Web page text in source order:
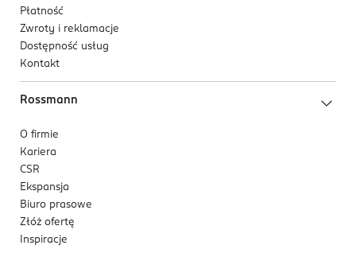
Płatność
Zwroty i reklamacje
Dostępność usług
Kontakt
Rossmann
O firmie
Kariera
CSR
Ekspansja
Biuro prasowe
Złóż ofertę
Inspiracje